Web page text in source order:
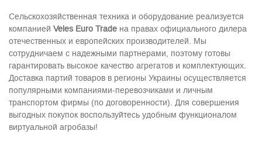
Сельскохозяйственная техника и оборудование реализуется
компанией Veles Euro Trade на правах официального дилера
отечественных и европейских производителей. Мы
сотрудничаем с надежными партнерами, поэтому готовы
гарантировать высокое качество агрегатов и комплектующих.
Доставка партий товаров в регионы Украины осуществляется
популярными компаниями-перевозчиками и личным
транспортом фирмы (по договоренности). Для совершения
выгодных покупок воспользуйтесь удобным функционалом
виртуальной агробазы!